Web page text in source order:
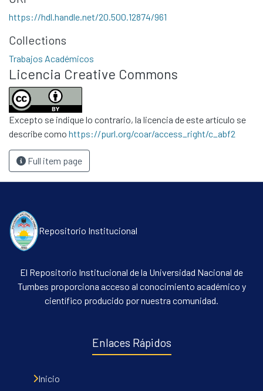
All of DSpace
Statistics
Contacto
Políticas
https://hdl.handle.net/20.500.12874/961
Collections
Trabajos Académicos
Licencia Creative Commons
Excepto se indique lo contrario, la licencia de este artículo se
describe como https://purl.org/coar/access_right/c_abf2
Full item page
Repositorio Institucional
El Repositorio Institucional de la Universidad Nacional de
Tumbes proporciona acceso al conocimiento académico y
científico producido por nuestra comunidad.
Enlaces Rápidos
Inicio